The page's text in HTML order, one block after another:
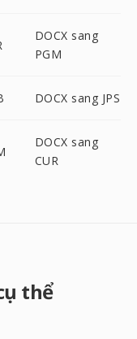
DOCX sang
PGM
DOCX sang JPS
DOCX sang
CUR
thể